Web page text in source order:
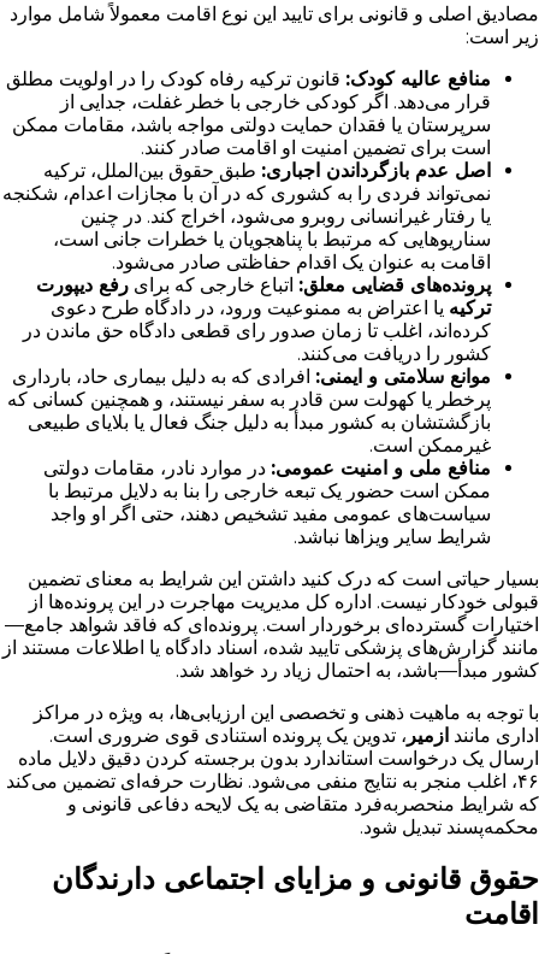
مصادیق اصلی و قانونی برای تایید این نوع اقامت معمولاً شامل موارد
زیر است:
منافع عالیه کودک: قانون ترکیه رفاه کودک را در اولویت مطلق
قرار می‌دهد. اگر کودکی خارجی با خطر غفلت، جدایی از
سرپرستان یا فقدان حمایت دولتی مواجه باشد، مقامات ممکن
است برای تضمین امنیت او اقامت صادر کنند.
اصل عدم بازگرداندن اجباری: طبق حقوق بین‌الملل، ترکیه
نمی‌تواند فردی را به کشوری که در آن با مجازات اعدام، شکنجه
یا رفتار غیرانسانی روبرو می‌شود، اخراج کند. در چنین
سناریوهایی که مرتبط با پناهجویان یا خطرات جانی است،
اقامت به عنوان یک اقدام حفاظتی صادر می‌شود.
پرونده‌های قضایی معلق: اتباع خارجی که برای رفع دیپورت
ترکیه یا اعتراض به ممنوعیت ورود، در دادگاه طرح دعوی
کرده‌اند، اغلب تا زمان صدور رای قطعی دادگاه حق ماندن در
کشور را دریافت می‌کنند.
موانع سلامتی و ایمنی: افرادی که به دلیل بیماری حاد، بارداری
پرخطر یا کهولت سن قادر به سفر نیستند، و همچنین کسانی که
بازگشتشان به کشور مبدأ به دلیل جنگ فعال یا بلایای طبیعی
غیرممکن است.
منافع ملی و امنیت عمومی: در موارد نادر، مقامات دولتی
ممکن است حضور یک تبعه خارجی را بنا به دلایل مرتبط با
سیاست‌های عمومی مفید تشخیص دهند، حتی اگر او واجد
شرایط سایر ویزاها نباشد.
بسیار حیاتی است که درک کنید داشتن این شرایط به معنای تضمین
قبولی خودکار نیست. اداره کل مدیریت مهاجرت در این پرونده‌ها از
اختیارات گسترده‌ای برخوردار است. پرونده‌ای که فاقد شواهد جامع—
مانند گزارش‌های پزشکی تایید شده، اسناد دادگاه یا اطلاعات مستند از
کشور مبدأ—باشد، به احتمال زیاد رد خواهد شد.
با توجه به ماهیت ذهنی و تخصصی این ارزیابی‌ها، به ویژه در مراکز
اداری مانند ازمیر ، تدوین یک پرونده استنادی قوی ضروری است.
ارسال یک درخواست استاندارد بدون برجسته کردن دقیق دلایل ماده
۴۶، اغلب منجر به نتایج منفی می‌شود. نظارت حرفه‌ای تضمین می‌کند
که شرایط منحصر‌به‌فرد متقاضی به یک لایحه دفاعی قانونی و
محکمه‌پسند تبدیل شود.
حقوق قانونی و مزایای اجتماعی دارندگان
اقامت